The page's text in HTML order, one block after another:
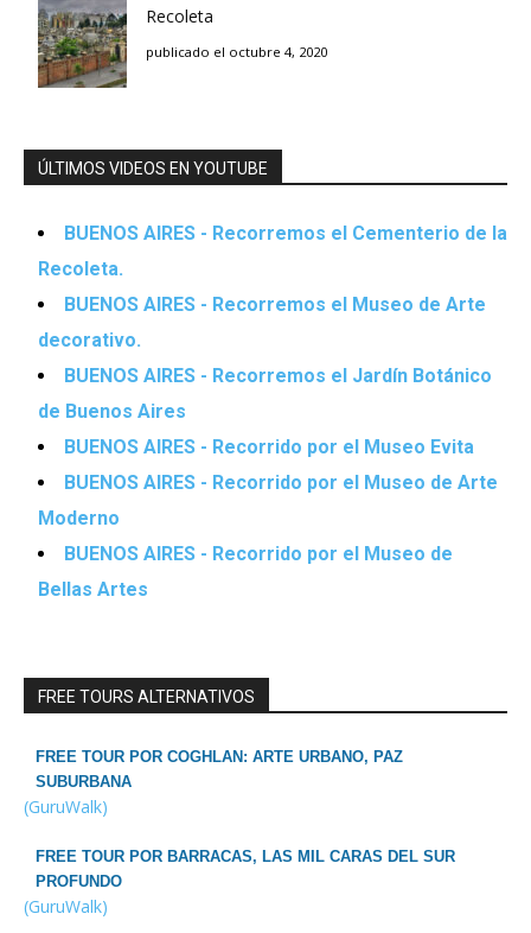
Recoleta
publicado el octubre 4, 2020
ÚLTIMOS VIDEOS EN YOUTUBE
BUENOS AIRES - Recorremos el Cementerio de la
Recoleta.
BUENOS AIRES - Recorremos el Museo de Arte
decorativo.
BUENOS AIRES - Recorremos el Jardín Botánico
de Buenos Aires
BUENOS AIRES - Recorrido por el Museo Evita
BUENOS AIRES - Recorrido por el Museo de Arte
Moderno
BUENOS AIRES - Recorrido por el Museo de
Bellas Artes
FREE TOURS ALTERNATIVOS
FREE TOUR POR COGHLAN: ARTE URBANO, PAZ
SUBURBANA
(GuruWalk)
FREE TOUR POR BARRACAS, LAS MIL CARAS DEL SUR
PROFUNDO
(GuruWalk)